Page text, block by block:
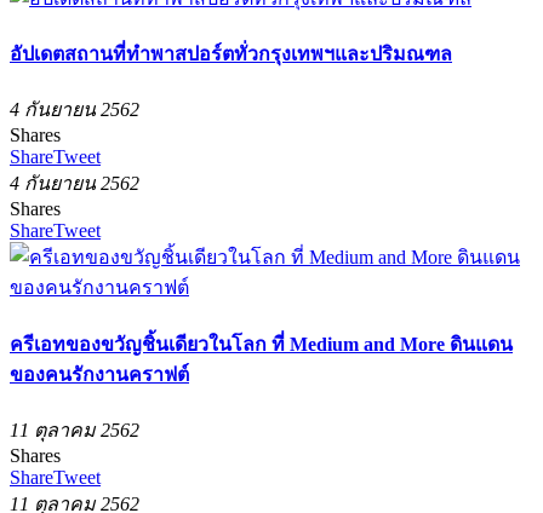
อัปเดตสถานที่ทำพาสปอร์ตทั่วกรุงเทพฯและปริมณฑล
4 กันยายน 2562
Shares
ShareTweet
4 กันยายน 2562
Shares
ShareTweet
ครีเอทของขวัญชิ้นเดียวในโลก ที่ Medium and More ดินแดน
ของคนรักงานคราฟต์
11 ตุลาคม 2562
Shares
ShareTweet
11 ตุลาคม 2562